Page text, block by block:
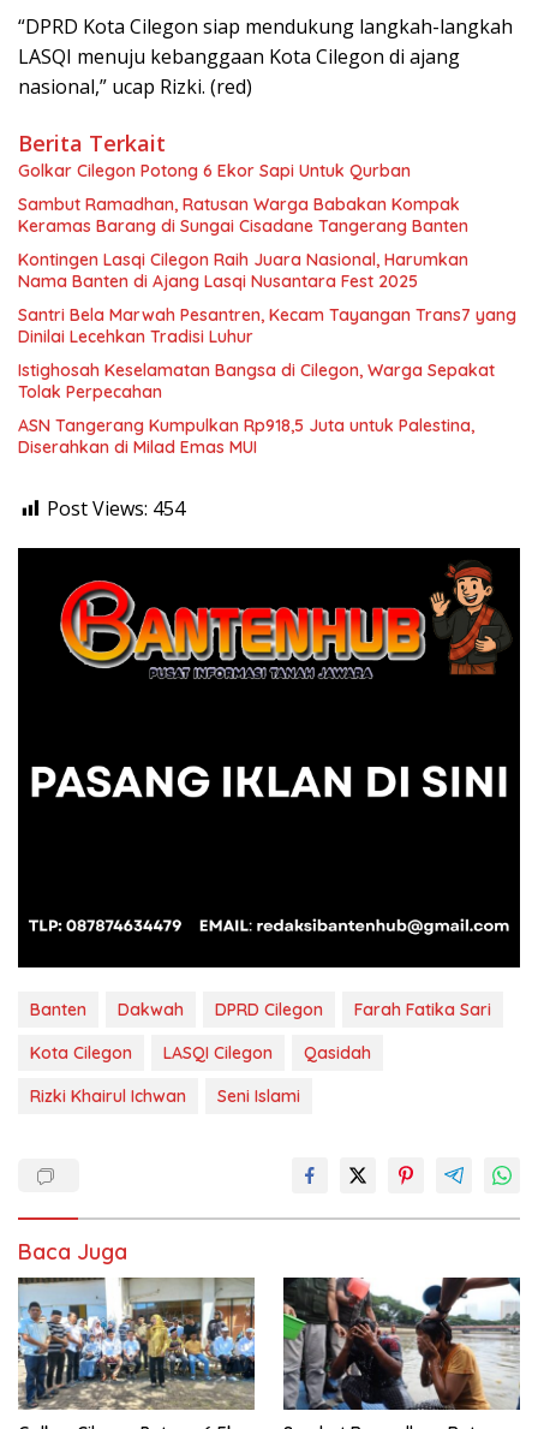
“DPRD Kota Cilegon siap mendukung langkah-langkah
LASQI menuju kebanggaan Kota Cilegon di ajang
nasional,” ucap Rizki. (red)
Berita Terkait
Golkar Cilegon Potong 6 Ekor Sapi Untuk Qurban
Sambut Ramadhan, Ratusan Warga Babakan Kompak
Keramas Barang di Sungai Cisadane Tangerang Banten
Kontingen Lasqi Cilegon Raih Juara Nasional, Harumkan
Nama Banten di Ajang Lasqi Nusantara Fest 2025
Santri Bela Marwah Pesantren, Kecam Tayangan Trans7 yang
Dinilai Lecehkan Tradisi Luhur
Istighosah Keselamatan Bangsa di Cilegon, Warga Sepakat
Tolak Perpecahan
ASN Tangerang Kumpulkan Rp918,5 Juta untuk Palestina,
Diserahkan di Milad Emas MUI
Post Views: 454
Banten Dakwah DPRD Cilegon
Farah Fatika Sari
Kota Cilegon
LASQI Cilegon
Qasidah
Rizki Khairul Ichwan
Seni Islami
Baca Juga